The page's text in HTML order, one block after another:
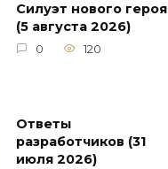
Силуэт нового героя
(5 августа 2026)
0 120
Ответы
разработчиков (31
июля 2026)